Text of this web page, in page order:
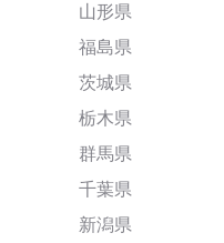
山形県
福島県
茨城県
栃木県
群馬県
千葉県
新潟県